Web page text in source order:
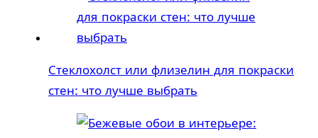
Стеклохолст или флизелин для покраски
стен: что лучше выбрать